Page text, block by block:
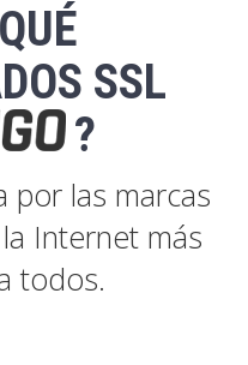
SSL
?
por las marcas
Internet más
todos.